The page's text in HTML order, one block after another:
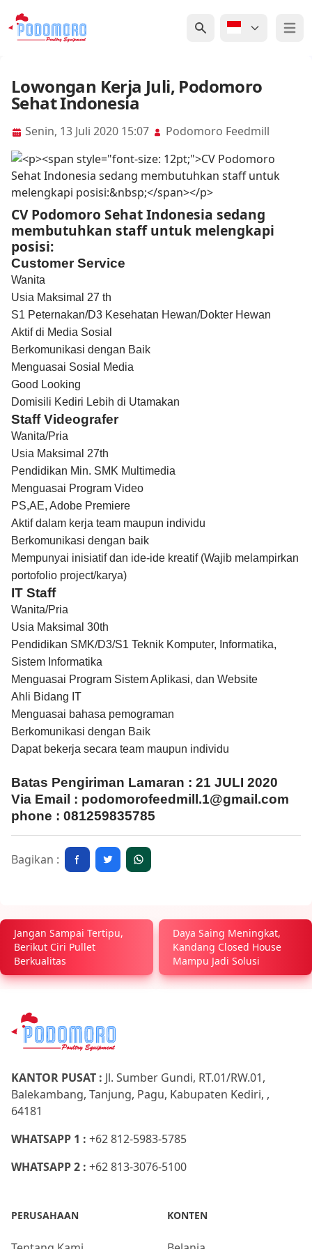
Open
Lowongan Kerja Juli, Podomoro
Sehat Indonesia
Senin, 13 Juli 2020 15:07 Podomoro Feedmill
CV Podomoro Sehat Indonesia sedang
membutuhkan staff untuk melengkapi
posisi:
Customer Service
Wanita
Usia Maksimal 27 th
S1 Peternakan/D3 Kesehatan Hewan/Dokter Hewan
Aktif di Media Sosial
Berkomunikasi dengan Baik
Menguasai Sosial Media
Good Looking
Domisili Kediri Lebih di Utamakan
Staff Videografer
Wanita/Pria
Usia Maksimal 27th
Pendidikan Min. SMK Multimedia
Menguasai Program Video
PS,AE, Adobe Premiere
Aktif dalam kerja team maupun individu
Berkomunikasi dengan baik
Mempunyai inisiatif dan ide-ide kreatif (Wajib melampirkan
portofolio project/karya)
IT Staff
Wanita/Pria
Usia Maksimal 30th
Pendidikan SMK/D3/S1 Teknik Komputer, Informatika,
Sistem Informatika
Menguasai Program Sistem Aplikasi, dan Website
Ahli Bidang IT
Menguasai bahasa pemograman
Berkomunikasi dengan Baik
Dapat bekerja secara team maupun individu
Batas Pengiriman Lamaran : 21 JULI 2020
Via Email : podomorofeedmill.1@gmail.com
phone : 081259835785
Bagikan :
Jangan Sampai Tertipu,
Berikut Ciri Pullet
Berkualitas
Daya Saing Meningkat,
Kandang Closed House
Mampu Jadi Solusi
KANTOR PUSAT : Jl. Sumber Gundi, RT.01/RW.01,
Balekambang, Tanjung, Pagu, Kabupaten Kediri, ,
64181
WHATSAPP 1 : +62 812-5983-5785
WHATSAPP 2 : +62 813-3076-5100
PERUSAHAAN KONTEN